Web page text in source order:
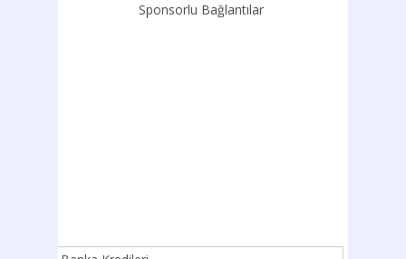
Sponsorlu Bağlantılar